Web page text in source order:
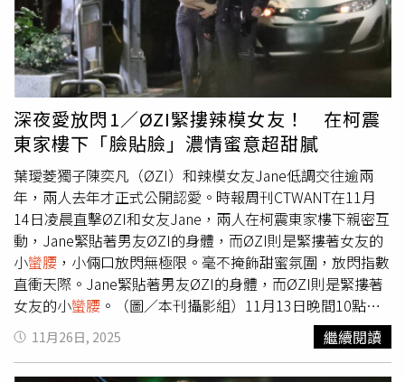
人一前一後「亞洲蹲」在路邊的逗趣畫面，也讓大家印象深
刻。林逸欣和另一半Tony曾一起在馬路旁以「亞洲蹲」姿
勢滑著手機。（圖／本刊攝影組）此外，2022年曾被時報
周刊CTWANT直擊與吳霏的家人一同逛家飾賣場挑選家具的
馬來西亞歌手艾薇，隔年兩人因又被拍到在陽台上愛撫熱吻
才終於認愛，兩人穩交關係至今仍持續中；去年「520」這
樣一個充滿愛意的日子，她又被本刊讀者目擊被吳霏搭著肩
甜蜜現身新北市的街頭，雖然旁邊還有音樂製作人當電燈
泡，但兩人絲毫不在意，被吳霏勾著摟著的艾薇更不時發出
銀鈴般的笑聲，看得出心情相當好，也十分引人注目。艾
薇、吳霏去年「520」當天在大街上又摟又勾，甜蜜得很。
（圖／讀者提供）
深夜愛放閃1／ØZI緊摟辣模女友！ 在柯震
東家樓下「臉貼臉」濃情蜜意超甜膩
葉璦菱獨子陳奕凡（ØZI）和辣模女友Jane低調交往逾兩
年，兩人去年才正式公開認愛。時報周刊CTWANT在11月
14日凌晨直擊ØZI和女友Jane，兩人在柯震東家樓下親密互
動，Jane緊貼著男友ØZI的身體，而ØZI則是緊摟著女友的
小蠻腰 ，小倆口放閃無極限。毫不掩飾甜蜜氛圍，放閃指數
直衝天際。Jane緊貼著男友ØZI的身體，而ØZI則是緊摟著
女友的小蠻腰 。（圖／本刊攝影組）11月13日晚間10點
多，ØZI與Jane以及一名女性友人共乘一車前往柯震東家的
酒吧聚會，3人一待就是近5個小時。隔日凌晨3點左右，眾
人陸續步出酒吧，Jane立刻抓住ØZI的手臂，整個人緊貼他
11月26日, 2025 繼續閱讀